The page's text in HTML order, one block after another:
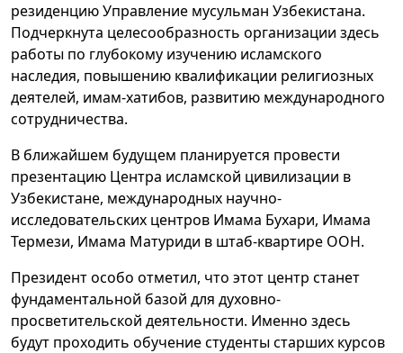
резиденцию Управление мусульман Узбекистана.
Подчеркнута целесообразность организации здесь
работы по глубокому изучению исламского
наследия, повышению квалификации религиозных
деятелей, имам-хатибов, развитию международного
сотрудничества.
В ближайшем будущем планируется провести
презентацию Центра исламской цивилизации в
Узбекистане, международных научно-
исследовательских центров Имама Бухари, Имама
Термези, Имама Матуриди в штаб-квартире ООН.
Президент особо отметил, что этот центр станет
фундаментальной базой для духовно-
просветительской деятельности. Именно здесь
будут проходить обучение студенты старших курсов